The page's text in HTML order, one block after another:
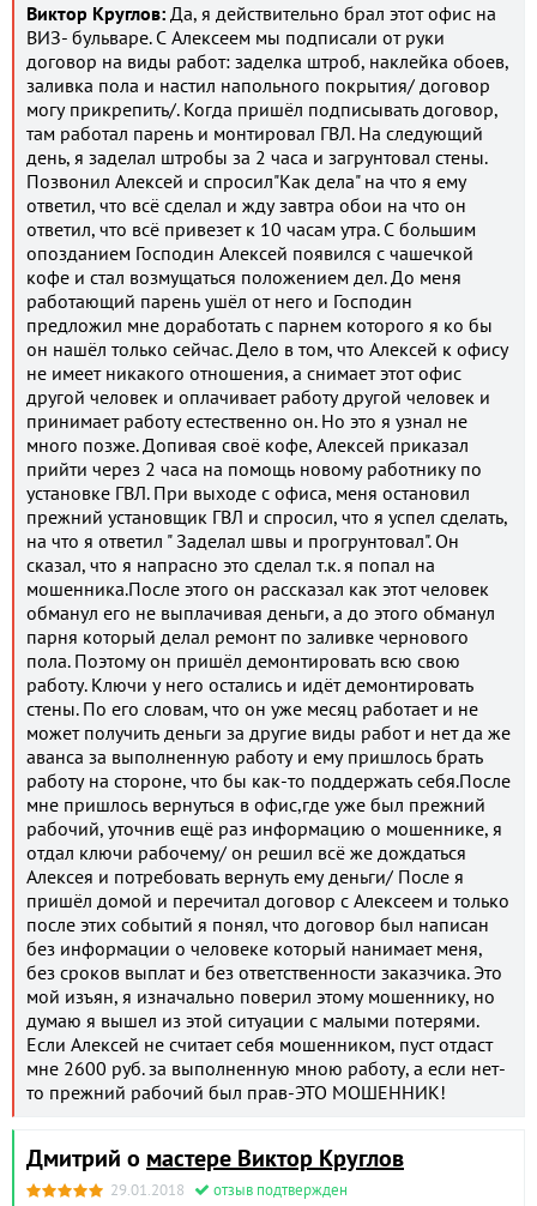
Виктор Круглов: Да, я действительно брал этот офис на
ВИЗ- бульваре. С Алексеем мы подписали от руки
договор на виды работ: заделка штроб, наклейка обоев,
заливка пола и настил напольного покрытия/ договор
могу прикрепить/. Когда пришёл подписывать договор,
там работал парень и монтировал ГВЛ. На следующий
день, я заделал штробы за 2 часа и загрунтовал стены.
Позвонил Алексей и спросил"Как дела" на что я ему
ответил, что всё сделал и жду завтра обои на что он
ответил, что всё привезет к 10 часам утра. С большим
опозданием Господин Алексей появился с чашечкой
кофе и стал возмущаться положением дел. До меня
работающий парень ушёл от него и Господин
предложил мне доработать с парнем которого я ко бы
он нашёл только сейчас. Дело в том, что Алексей к офису
не имеет никакого отношения, а снимает этот офис
другой человек и оплачивает работу другой человек и
принимает работу естественно он. Но это я узнал не
много позже. Допивая своё кофе, Алексей приказал
прийти через 2 часа на помощь новому работнику по
установке ГВЛ. При выходе с офиса, меня остановил
прежний установщик ГВЛ и спросил, что я успел сделать,
на что я ответил " Заделал швы и прогрунтовал". Он
сказал, что я напрасно это сделал т.к. я попал на
мошенника.После этого он рассказал как этот человек
обманул его не выплачивая деньги, а до этого обманул
парня который делал ремонт по заливке чернового
пола. Поэтому он пришёл демонтировать всю свою
работу. Ключи у него остались и идёт демонтировать
стены. По его словам, что он уже месяц работает и не
может получить деньги за другие виды работ и нет да же
аванса за выполненную работу и ему пришлось брать
работу на стороне, что бы как-то поддержать себя.После
мне пришлось вернуться в офис,где уже был прежний
рабочий, уточнив ещё раз информацию о мошеннике, я
отдал ключи рабочему/ он решил всё же дождаться
Алексея и потребовать вернуть ему деньги/ После я
пришёл домой и перечитал договор с Алексеем и только
после этих событий я понял, что договор был написан
без информации о человеке который нанимает меня,
без сроков выплат и без ответственности заказчика. Это
мой изъян, я изначально поверил этому мошеннику, но
думаю я вышел из этой ситуации с малыми потерями.
Если Алексей не считает себя мошенником, пуст отдаст
мне 2600 руб. за выполненную мною работу, а если нет-
то прежний рабочий был прав-ЭТО МОШЕННИК!
Дмитрий о мастере Виктор Круглов
29.01.2018 отзыв подтвержден